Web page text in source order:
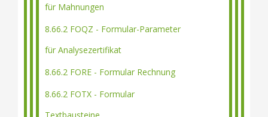
für Mahnungen
8.66.2 FOQZ - Formular-Parameter
für Analysezertifikat
8.66.2 FORE - Formular Rechnung
8.66.2 FOTX - Formular